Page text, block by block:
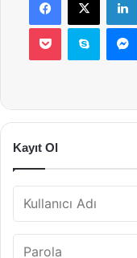
Pocket Skype
Kayıt Ol